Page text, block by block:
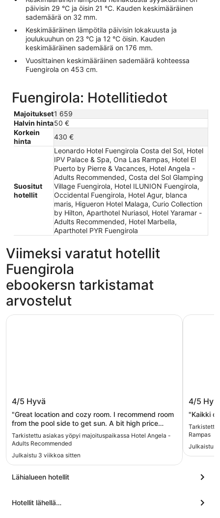
päivisin 29 °C ja öisin 21 °C. Kauden keskimääräinen
sademäärä on 32 mm.
Keskimääräinen lämpötila päivisin lokakuusta ja
joulukuuhun on 23 °C ja 12 °C öisin. Kauden
keskimääräinen sademäärä on 176 mm.
Vuosittainen keskimääräinen sademäärä kohteessa
Fuengirola on 453 cm.
Fuengirola: Hotellitiedot
Majoitukset1 659
Halvin hinta50 €
Korkein
hinta
430 €
Suositut
hotellit
Leonardo Hotel Fuengirola Costa del Sol, Hotel
IPV Palace & Spa, Ona Las Rampas, Hotel El
Puerto by Pierre & Vacances, Hotel Angela -
Adults Recommended, Costa del Sol Glamping
Village Fuengirola, Hotel ILUNION Fuengirola,
Occidental Fuengirola, Hotel Agur, blanca
maris, Higueron Hotel Malaga, Curio Collection
by Hilton, Aparthotel Nuriasol, Hotel Yaramar -
Adults Recommended, Hotel Marbella,
Aparthotel PYR Fuengirola
Viimeksi varatut hotellit
Fuengirola
ebookersn tarkistamat
arvostelut
Hotel Angela - Adults Recommended
4/5 Hyvä
"Great location and cozy room. I recommend room
from the pool side to get sun. A bit high price
compared to quality of hotel. Breakfast and dinner
were okay."
Tarkistettu asiakas yöpyi majoituspaikassa Hotel Angela -
Adults Recommended
Julkaistu 3 viikkoa sitten
Hotel Angela - Adults Recommended
Ona
4/5
"Kaikki
Tarkistettu
Rampas
Julkaistu
Ona Las
Lähialueen hotellit
Hotellit lähellä…